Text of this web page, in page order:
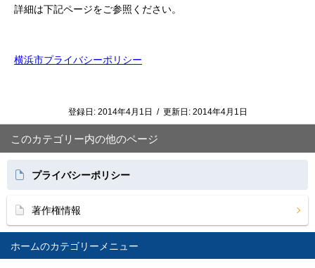
ホーム
詳細は下記ページをご参照ください。
横浜市プライバシーポリシー
登録日: 2014年4月1日 / 更新日: 2014年4月1日
このカテゴリー内の他のページ
プライバシーポリシー
著作権情報